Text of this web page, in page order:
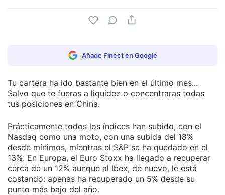
Añade Finect en Google
Tu cartera ha ido bastante bien en el último mes...
Salvo que te fueras a liquidez o concentraras todas
tus posiciones en China.
Prácticamente todos los índices han subido, con el
Nasdaq como una moto, con una subida del 18%
desde mínimos, mientras el S&P se ha quedado en el
13%. En Europa, el Euro Stoxx ha llegado a recuperar
cerca de un 12% aunque al Ibex, de nuevo, le está
costando: apenas ha recuperado un 5% desde su
punto más bajo del año.